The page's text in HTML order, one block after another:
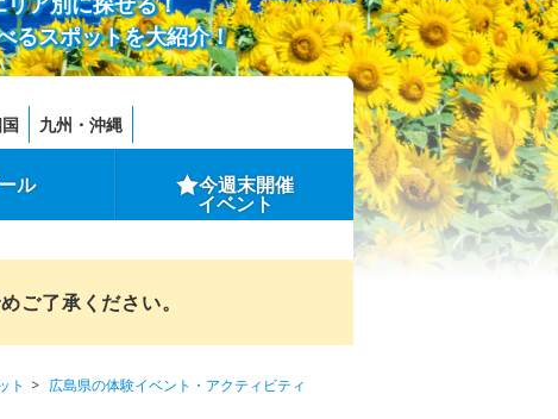
るスポットを大紹介！
九州・沖縄
ル 今週末開催
イベント
ご了承ください。
ト
広島県の体験イベント・アクティビティ